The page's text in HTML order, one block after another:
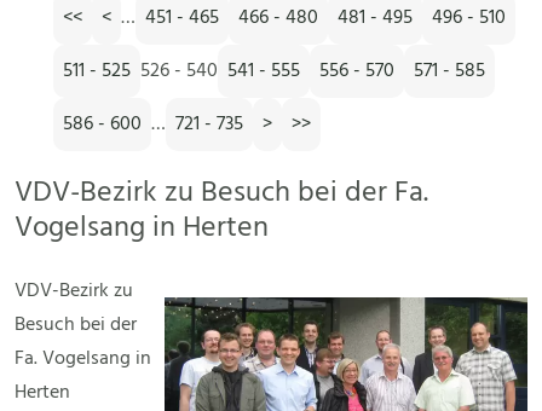
<<
< … 451 - 465 466 - 480 481 - 495
496 - 510
511 - 525 526 - 540 541 - 555 556 - 570
571 - 585
586 - 600 … 721 - 735 > >>
VDV-Bezirk zu Besuch bei der Fa.
Vogelsang in Herten
VDV-Bezirk zu
Besuch bei der
Fa. Vogelsang in
Herten